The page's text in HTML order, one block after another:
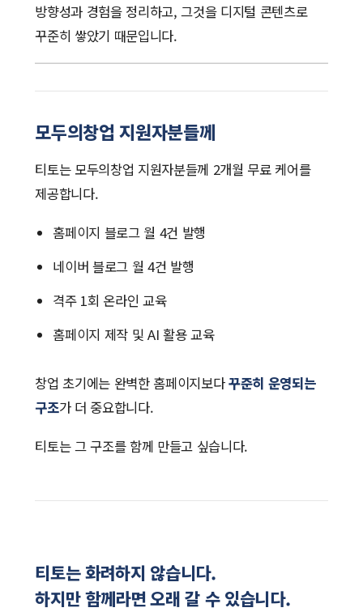
방향성과 경험을 정리하고, 그것을 디지털 콘텐츠로
꾸준히 쌓았기 때문입니다.
모두의창업 지원자분들께
티토는 모두의창업 지원자분들께 2개월 무료 케어를
제공합니다.
홈페이지 블로그 월 4건 발행
네이버 블로그 월 4건 발행
격주 1회 온라인 교육
홈페이지 제작 및 AI 활용 교육
창업 초기에는 완벽한 홈페이지보다꾸준히 운영되는
구조가 더 중요합니다.
티토는 그 구조를 함께 만들고 싶습니다.
티토는 화려하지 않습니다.
하지만 함께라면 오래 갈 수 있습니다.